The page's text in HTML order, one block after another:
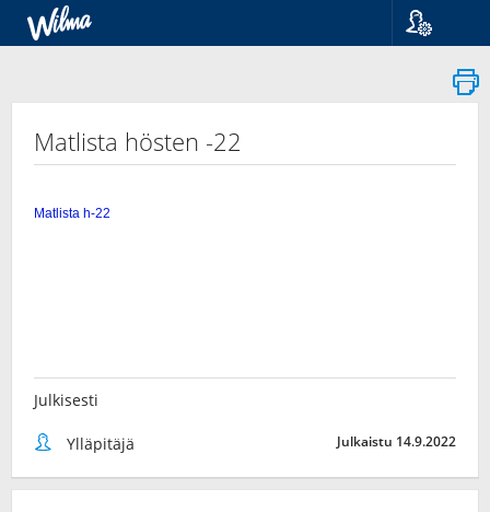
Suomi
Svenska
Matlista hösten -22
Julkisesti
Ylläpitäjä Julkaistu 14.9.2022